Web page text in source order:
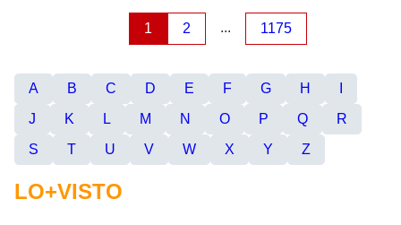
1 2 ... 1175
A B C D E F G H
J
K L M N O P Q
R
S
T U V W X Y Z
LO+VISTO